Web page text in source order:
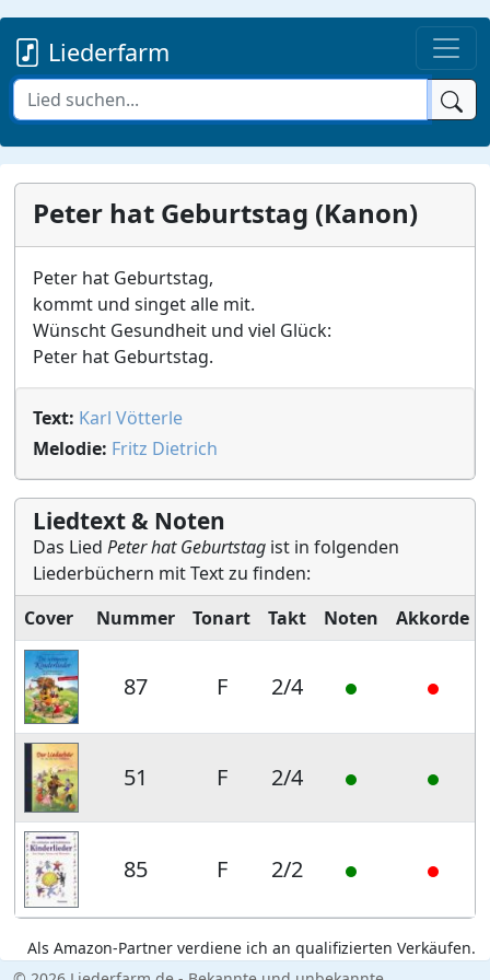
Liederfarm
Peter hat Geburtstag (Kanon)
Peter hat Geburtstag,
kommt und singet alle mit.
Wünscht Gesundheit und viel Glück:
Peter hat Geburtstag.
Text: Karl Vötterle
Melodie: Fritz Dietrich
Liedtext & Noten
Das Lied Peter hat Geburtstag ist in folgenden
Liederbüchern mit Text zu finden:
Cover
Nummer Tonart Takt Noten Akkorde
87 F 2/4
51 F 2/4
85 F 2/2
Als Amazon-Partner verdiene ich an qualifizierten Verkäufen.